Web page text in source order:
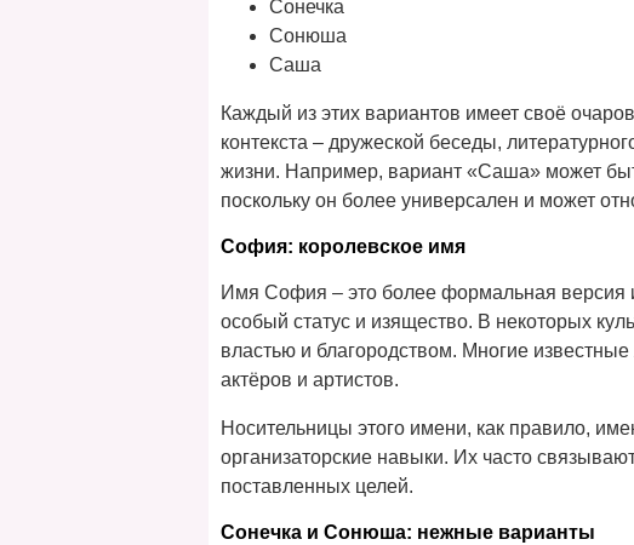
Сонечка
Сонюша
Саша
Каждый из этих вариантов имеет своё
контекста – дружеской беседы,
жизни. Например, вариант «Саша» может
поскольку он более универсален и может
София: королевское имя
Имя София – это более формальная версия
особый статус и изящество. В некоторых
властью и благородством. Многие
актёров и артистов.
Носительницы этого имени, как правило,
организаторские навыки. Их часто
поставленных целей.
Сонечка и Сонюша: нежные варианты